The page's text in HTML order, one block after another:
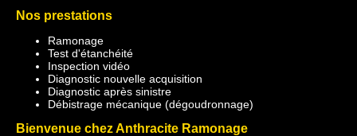
Nos prestations
Ramonage
Test d'étanchéité
Inspection vidéo
Diagnostic nouvelle acquisition
Diagnostic après sinistre
Débistrage mécanique (dégoudronnage)
Bienvenue chez Anthracite Ramonage